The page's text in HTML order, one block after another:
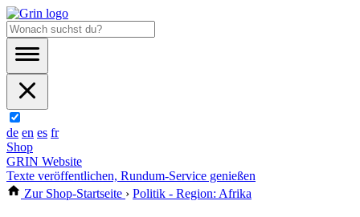
de en es fr
Shop
GRIN Website
Texte veröffentlichen, Rundum-Service genießen
Zur Shop-Startseite › Politik - Region: Afrika